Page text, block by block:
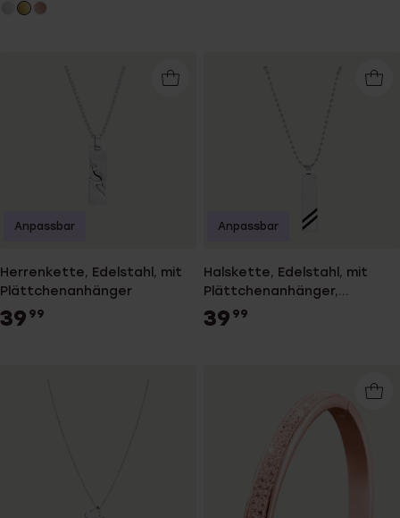
Herrenkette, Edelstahl, mit
Plättchenanhänger
39 99
Anpassbar
Halskette, Edelstahl, mit
Plättchenanhänger,
Streifen, schwarz
39 99
Anpassbar